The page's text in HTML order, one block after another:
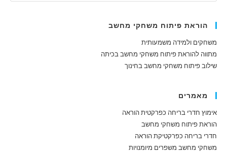
הוראת פיתוח משחקי מחשב
משחקים ולמידה משמעותית
מתווה להוראת פיתוח משחקי מחשב בכיתה
שילוב פיתוח משחקי מחשב בחינוך
מאמרים
אימוץ חדרי בריחה כפרקטית הוראה
הוראת פיתוח משחקי מחשב
חדרי בריחה כפרקטיקת הוראה
משחקי מחשב משפרים מיומנויות